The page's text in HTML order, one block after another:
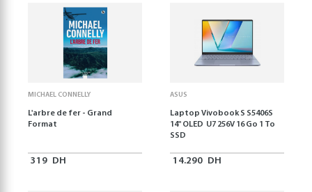
MICHAEL CONNELLY
L'arbre de fer - Grand
Format
319 DH
ASUS
Laptop Vivobook S S5406S
14" OLED U7 256V 16 Go 1 To
SSD
14.290 DH